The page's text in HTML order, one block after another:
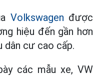
Volkswagen được
hiệu đến gần hơn
dân cư cao cấp.
các mẫu xe, VW